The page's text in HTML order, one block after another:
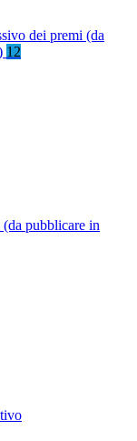
dei premi (da
12
pubblicare in